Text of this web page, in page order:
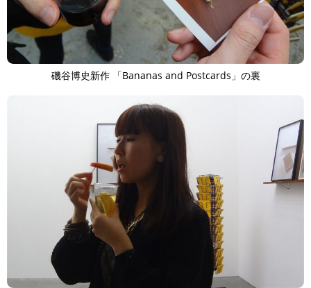
磯谷博史新作 「Bananas and Postcards」の裏